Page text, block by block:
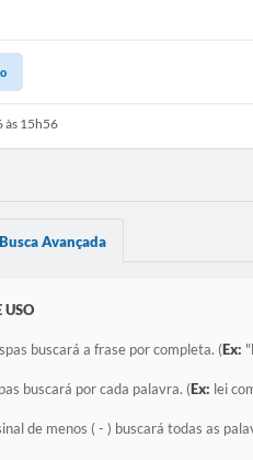
às 15h56
Busca Avançada
USO
buscará a frase por completa. (Ex:
buscará por cada palavra. (Ex: lei
de menos ( - ) buscará todas as